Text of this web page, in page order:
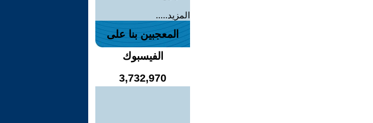
المزيد.....
المعجبين بنا على
الفيسبوك
3,732,970